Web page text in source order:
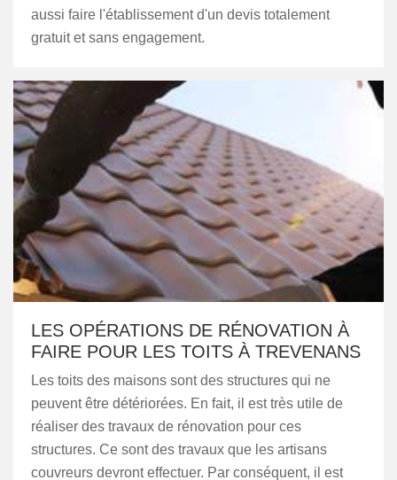
aussi faire l'établissement d'un devis totalement
gratuit et sans engagement.
LES OPÉRATIONS DE RÉNOVATION À
FAIRE POUR LES TOITS À TREVENANS
Les toits des maisons sont des structures qui ne
peuvent être détériorées. En fait, il est très utile de
réaliser des travaux de rénovation pour ces
structures. Ce sont des travaux que les artisans
couvreurs devront effectuer. Par conséquent, il est